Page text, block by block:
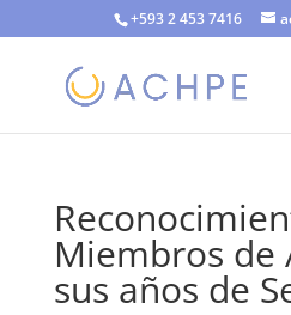
+593 2 453 7416
Miembros de
sus años de